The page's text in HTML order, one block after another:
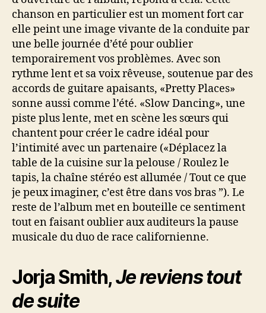
chanson en particulier est un moment fort car
elle peint une image vivante de la conduite par
une belle journée d’été pour oublier
temporairement vos problèmes. Avec son
rythme lent et sa voix rêveuse, soutenue par des
accords de guitare apaisants, «Pretty Places»
sonne aussi comme l’été. «Slow Dancing», une
piste plus lente, met en scène les sœurs qui
chantent pour créer le cadre idéal pour
l’intimité avec un partenaire («Déplacez la
table de la cuisine sur la pelouse / Roulez le
tapis, la chaîne stéréo est allumée / Tout ce que
je peux imaginer, c’est être dans vos bras ”). Le
reste de l’album met en bouteille ce sentiment
tout en faisant oublier aux auditeurs la pause
musicale du duo de race californienne.
Jorja Smith,Je reviens tout
de suite